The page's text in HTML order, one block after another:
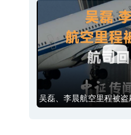
吴磊、李晨航空里程被盗